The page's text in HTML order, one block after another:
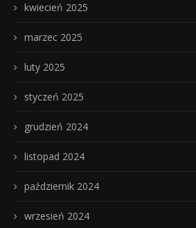
kwiecień 2025
marzec 2025
luty 2025
styczeń 2025
grudzień 2024
listopad 2024
październik 2024
wrzesień 2024